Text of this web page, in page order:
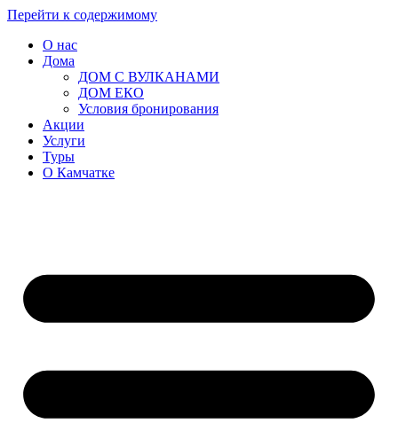
Перейти к содержимому
О нас
Дома
ДОМ С ВУЛКАНАМИ
ДОМ ЕКО
Условия бронирования
Акции
Услуги
Туры
О Камчатке